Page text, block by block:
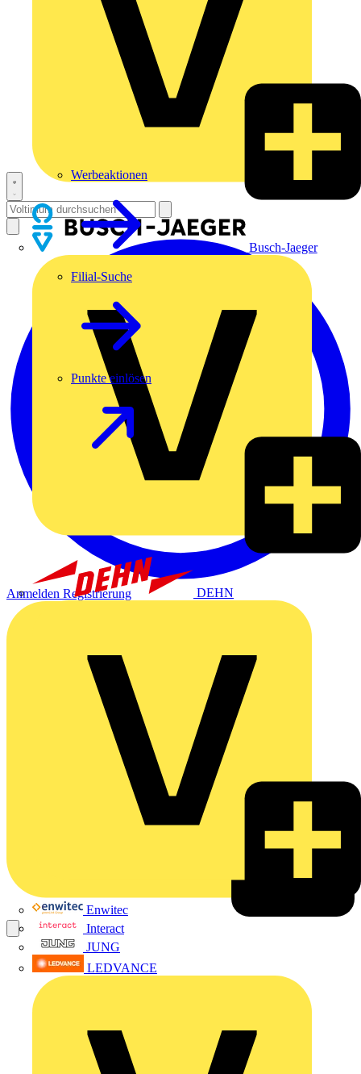
Busch-Jaeger
DEHN
Enwitec
Interact
JUNG
LEDVANCE
Werbeaktionen
Filial-Suche
Punkte einlösen
Anmelden Registrierung